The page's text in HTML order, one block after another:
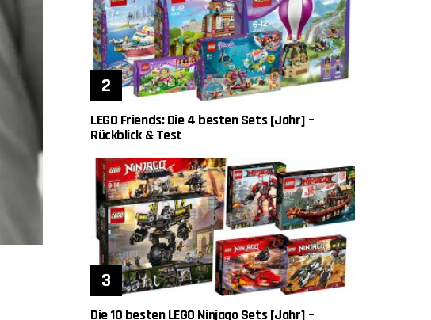
LEGO Friends: Die 4 besten Sets [Jahr] –
Rückblick & Test
Die 10 besten LEGO Ninjago Sets [Jahr] –